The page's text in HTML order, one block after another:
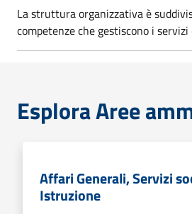
La struttura organizzativa è
competenze che gestiscono i
Esplora Aree
Affari Generali, Servizi
Istruzione